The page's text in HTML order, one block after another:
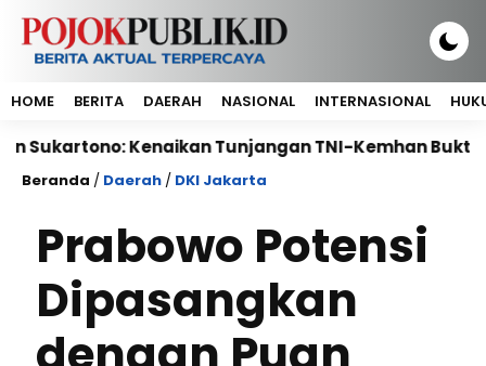
HOME BERITA DAERAH NASIONAL INTERNASIONAL
Kenaikan Tunjangan TNI-Kemhan Bukti
Beranda / Daerah / DKI Jakarta
Prabowo Potensi
Dipasangkan